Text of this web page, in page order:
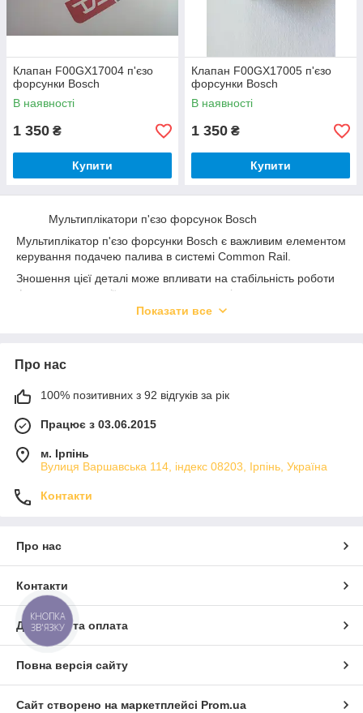
Клапан F00GX17004 п'єзо
форсунки Bosch
В наявності
1 350 ₴
Купити
Клапан F00GX17005 п'єзо
форсунки Bosch
В наявності
1 350 ₴
Купити
Мультиплікатори п'єзо форсунок Bosch
Мультиплікатор п'єзо форсунки Bosch є важливим елементом
керування подачею палива в системі Common Rail.
Зношення цієї деталі може впливати на стабільність роботи
форсунки, корекції, запуск двигуна та якість розпилення
деталі.
Показати все
Про нас
100% позитивних з 92 відгуків за рік
Працює з 03.06.2015
м. Ірпінь
Вулиця Варшавська 114, індекс 08203, Ірпінь, Україна
Контакти
Про нас
Контакти
Доставка та оплата
Повна версія сайту
Сайт створено на маркетплейсі Prom.ua
КНОПКА
ЗВ'ЯЗКУ